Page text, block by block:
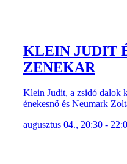
KLEIN JUDIT
ZENEKAR
Klein Judit, a zsidó dalok
énekesnő és Neumark
augusztus 04., 20:30 -